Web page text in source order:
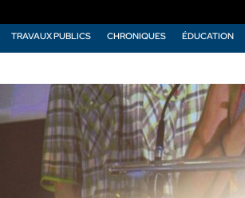
TRAVAUX PUBLICS CHRONIQUES ÉDUCATION